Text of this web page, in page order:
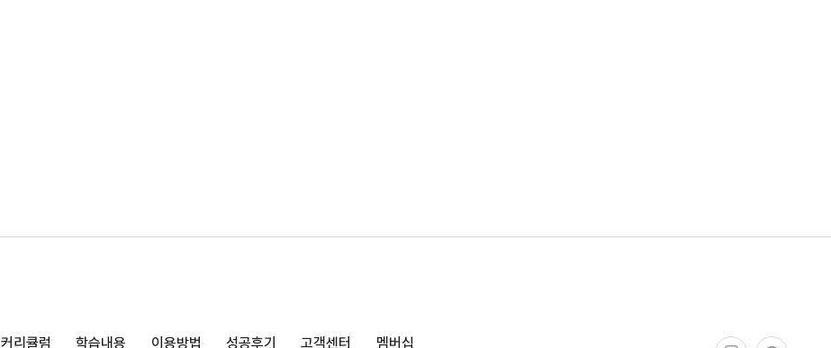
커리큘럼
학습내용
이용방법
성공후기
고객센터
멤버십